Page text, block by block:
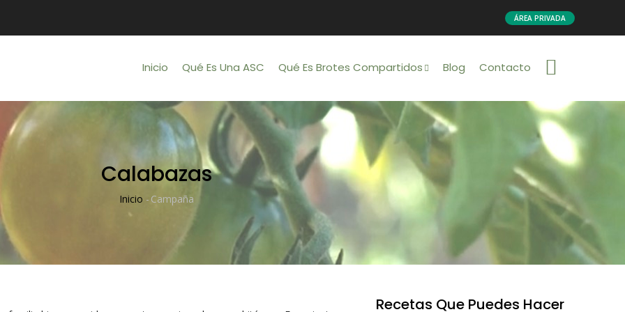
ÁREA PRIVADA
Navigation
Inicio Qué Es Una ASC Qué Es Brotes Compartidos Blog Contacto
Calabazas
Sobrescribir
Enlaces
Inicio - Campaña
Recetas Que Puedes Hacer